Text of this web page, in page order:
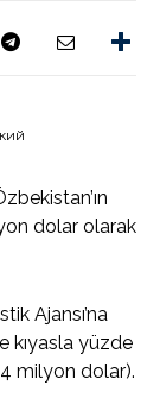
dolar olarak
Ajansı’na
kıyasla yüzde
milyon dolar).